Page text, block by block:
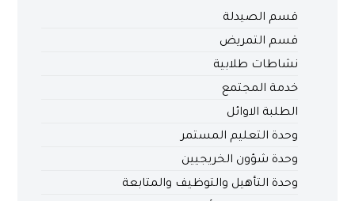
قسم الصيدلة
قسم التمريض
نشاطات طلابية
خدمة المجتمع
الطلبة الاوائل
وحدة التعليم المستمر
وحدة شؤون الخريجيين
وحدة التأهيل والتوظيف والمتابعة